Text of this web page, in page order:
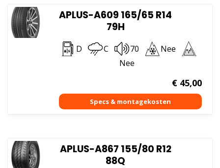
APLUS-A609 165/65 R14
79H
D C 70
Nee
Nee
€45,00
APLUS-A867 155/80 R12
88Q